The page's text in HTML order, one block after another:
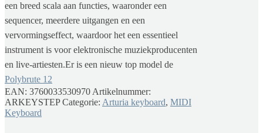
een breed scala aan functies, waaronder een
sequencer, meerdere uitgangen en een
vervormingseffect, waardoor het een essentieel
instrument is voor elektronische muziekproducenten
en live-artiesten.Er is een nieuw top model de
Polybrute 12
EAN: 3760033530970 Artikelnummer:
ARKEYSTEP Categorie: Arturia keyboard, MIDI
Keyboard